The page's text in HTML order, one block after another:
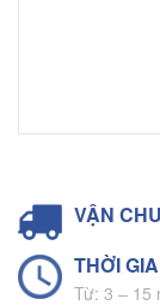
VẬN
THỜI
Từ: 3 – 15